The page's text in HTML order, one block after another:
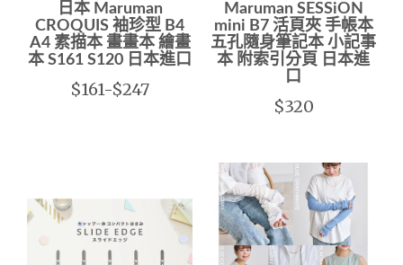
日本 Maruman
CROQUIS 袖珍型 B4
A4 素描本 畫畫本 繪畫
本 S161 S120 日本進口
$161-$247
Maruman SESSiON
mini B7 活頁夾 手帳本
五孔隨身筆記本 小記事
本 附索引分頁 日本進
口
$320